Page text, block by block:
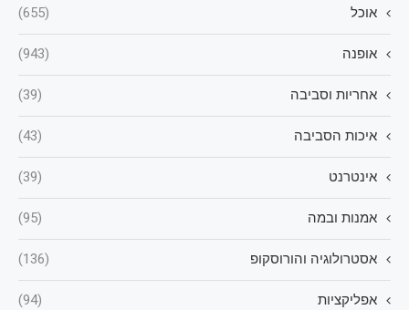
אוכל (655)
אופנה (943)
אחריות וסביבה (39)
איכות הסביבה (43)
אינטרנט (39)
אמנות ובמה (95)
אסטרולוגיה והורוסקופ (136)
אפליקציות (94)